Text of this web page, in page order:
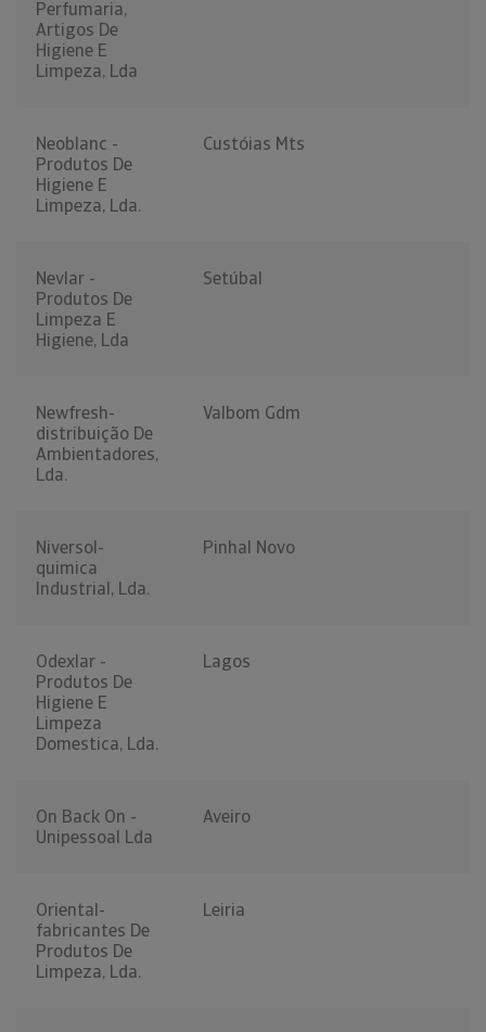
Perfumaria,
Artigos De
Higiene E
Limpeza, Lda
Neoblanc -
Produtos De
Higiene E
Limpeza, Lda.
Custóias Mts
Nevlar -
Produtos De
Limpeza E
Higiene, Lda
Setúbal
Newfresh-
distribuição De
Ambientadores,
Lda.
Valbom Gdm
Niversol-
quimica
Industrial, Lda.
Pinhal Novo
Odexlar -
Produtos De
Higiene E
Limpeza
Domestica, Lda.
Lagos
On Back On -
Unipessoal Lda
Aveiro
Oriental-
fabricantes De
Produtos De
Limpeza, Lda.
Leiria